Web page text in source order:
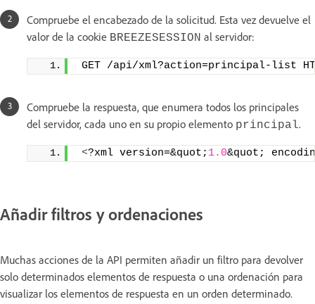
Compruebe el encabezado de la solicitud. Esta vez devuelve el
valor de la cookie BREEZESESSION al servidor:
GET /api/xml?action=principal-list
Compruebe la respuesta, que enumera todos los principales
del servidor, cada uno en su propio elemento principal.
<?xml version=&quot; 1.0&quot;
Añadir filtros y ordenaciones
Muchas acciones de la API permiten añadir un filtro para devolver
solo determinados elementos de respuesta o una ordenación para
visualizar los elementos de respuesta en un orden determinado.